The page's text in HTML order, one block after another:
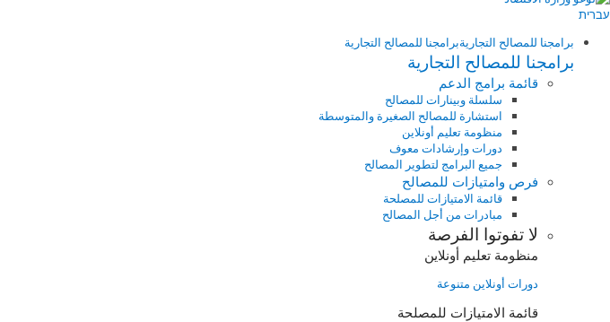
עברית
برامجنا للمصالح التجاريةبرامجنا للمصالح التجارية
برامجنا للمصالح التجارية
قائمة برامج الدعم
سلسلة وبينارات للمصالح
استشارة للمصالح الصغيرة والمتوسطة
منظومة تعليم أونلاين
دورات وإرشادات معوف
جميع البرامج لتطوير المصالح
فرص وامتيازات للمصالح
قائمة الامتيازات للمصلحة
مبادرات من أجل المصالح
لا تفوتوا الفرصة
منظومة تعليم أونلاين
دورات أونلاين متنوعة
قائمة الامتيازات للمصلحة